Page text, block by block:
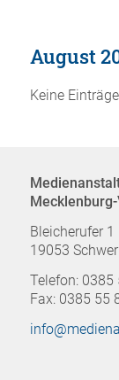
August
Keine
Bleicherufer 1
19053
Telefon: 0385
Fax: 0385 55